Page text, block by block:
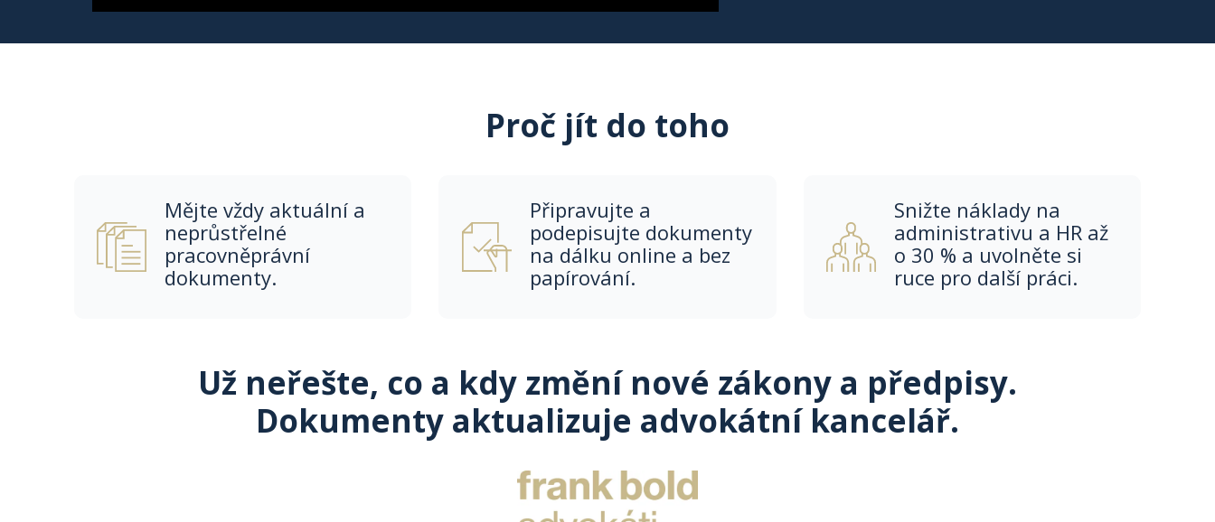
Proč jít do toho
Mějte vždy aktuální a
neprůstřelné
pracovněprávní
dokumenty.
Připravujte a
podepisujte dokumenty
na dálku online a bez
papírování.
Snižte náklady na
administrativu a HR ​až
o 30 %​ a uvolněte si
ruce pro další práci. ​
Už neřešte, co a kdy změní nové zákony a předpisy.
Dokumenty aktualizuje advokátní kancelář.